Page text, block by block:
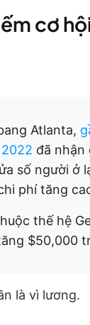
cơ
Atlanta,
đã nhận
số người ở
phí tăng
thế hệ
$50,000
là vì lương.